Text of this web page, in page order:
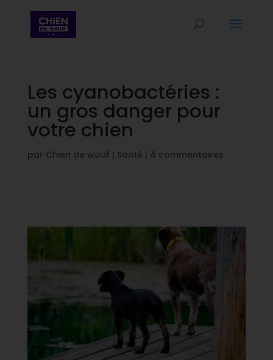
Les cyanobactéries :
un gros danger pour
votre chien
par Chien de wouf | Santé | 4 commentaires